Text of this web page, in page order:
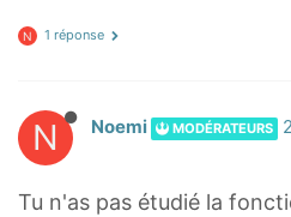
N 1 réponse
N Noemi MODÉRATEURS
Tu n'as pas étudié la